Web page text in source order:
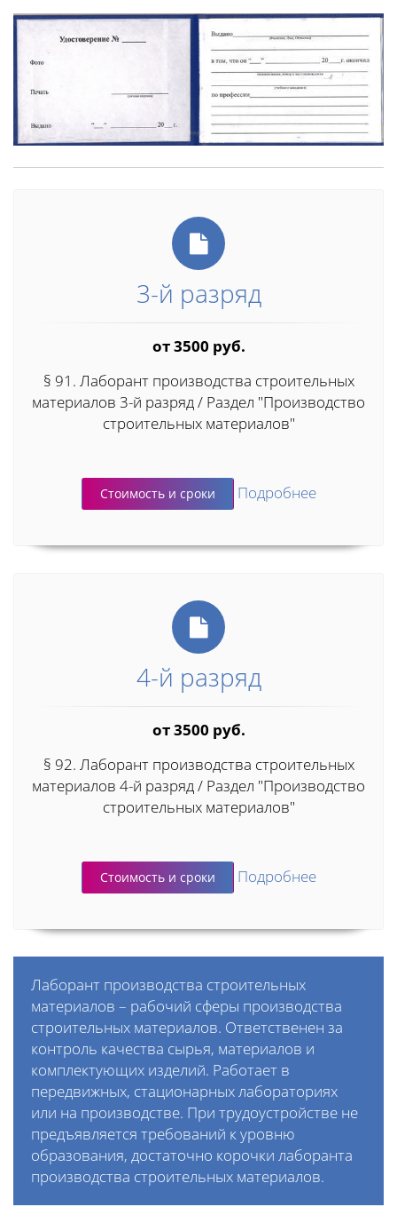
3-й разряд
от 3500 руб.
§ 91. Лаборант производства строительных
материалов 3-й разряд / Раздел "Производство
строительных материалов"
Стоимость и сроки Подробнее
4-й разряд
от 3500 руб.
§ 92. Лаборант производства строительных
материалов 4-й разряд / Раздел "Производство
строительных материалов"
Стоимость и сроки Подробнее
Лаборант производства строительных
материалов – рабочий сферы производства
строительных материалов. Ответственен за
контроль качества сырья, материалов и
комплектующих изделий. Работает в
передвижных, стационарных лабораториях
или на производстве. При трудоустройстве не
предъявляется требований к уровню
образования, достаточно корочки лаборанта
производства строительных материалов.